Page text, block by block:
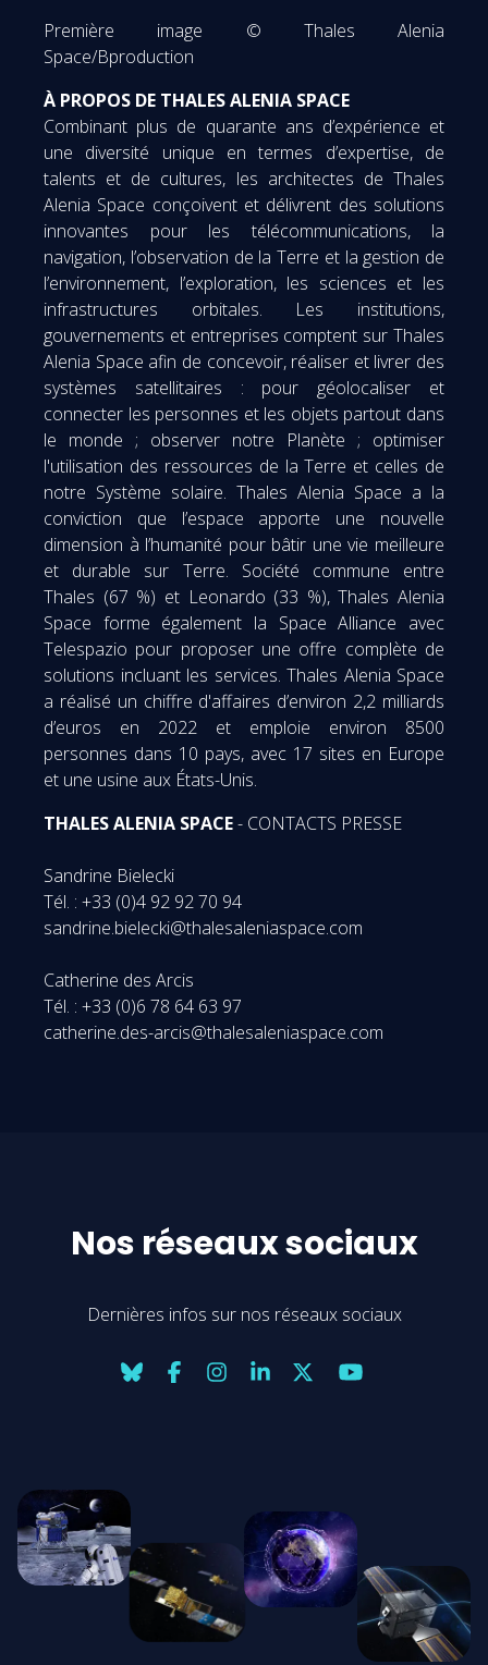
Première image © Thales Alenia
Space/Bproduction
À PROPOS DE THALES ALENIA SPACE
Combinant plus de quarante ans d’expérience et
une diversité unique en termes d’expertise, de
talents et de cultures, les architectes de Thales
Alenia Space conçoivent et délivrent des solutions
innovantes pour les télécommunications, la
navigation, l’observation de la Terre et la gestion de
l’environnement, l’exploration, les sciences et les
infrastructures orbitales. Les institutions,
gouvernements et entreprises comptent sur Thales
Alenia Space afin de concevoir, réaliser et livrer des
systèmes satellitaires : pour géolocaliser et
connecter les personnes et les objets partout dans
le monde ; observer notre Planète ; optimiser
l'utilisation des ressources de la Terre et celles de
notre Système solaire. Thales Alenia Space a la
conviction que l’espace apporte une nouvelle
dimension à l’humanité pour bâtir une vie meilleure
et durable sur Terre. Société commune entre
Thales (67 %) et Leonardo (33 %), Thales Alenia
Space forme également la Space Alliance avec
Telespazio pour proposer une offre complète de
solutions incluant les services. Thales Alenia Space
a réalisé un chiffre d'affaires d’environ 2,2 milliards
d’euros en 2022 et emploie environ 8500
personnes dans 10 pays, avec 17 sites en Europe
et une usine aux États-Unis.
THALES ALENIA SPACE- CONTACTS PRESSE
Sandrine Bielecki
Tél. : +33 (0)4 92 92 70 94
sandrine.bielecki@thalesaleniaspace.com
Catherine des Arcis
Tél. : +33 (0)6 78 64 63 97
catherine.des-arcis@thalesaleniaspace.com
Nos réseaux sociaux
Dernières infos sur nos réseaux sociaux